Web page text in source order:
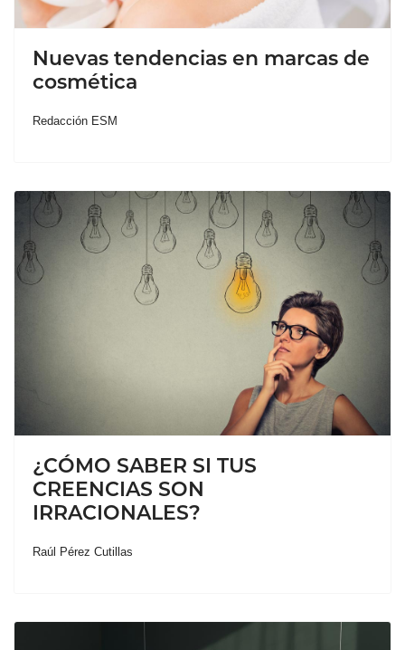
Nuevas tendencias en marcas de
cosmética
Redacción ESM
¿CÓMO SABER SI TUS
CREENCIAS SON
IRRACIONALES?
Raúl Pérez Cutillas